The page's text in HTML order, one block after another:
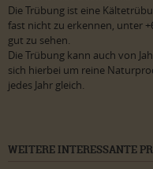
Die Trübung ist eine
fast nicht zu erkennen, unter
gut zu sehen.
Die Trübung kann auch von
sich hierbei um reine
jedes Jahr gleich.
WEITERE INTERESSANTE